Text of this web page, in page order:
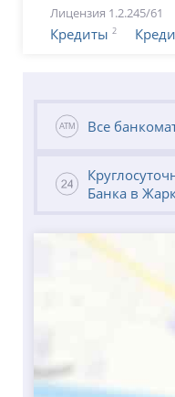
Лицензия 1.2.245/61
Кредиты 2
Все
Банка в